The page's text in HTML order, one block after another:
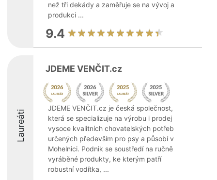
než tři dekády a zaměřuje se na vývoj a
produkci ...
9.4
Laureáti
JDEME VENČIT.cz
JDEME VENČIT.cz je česká společnost,
která se specializuje na výrobu i prodej
vysoce kvalitních chovatelských potřeb
určených především pro psy a působí v
Mohelnici. Podnik se soustředí na ručně
vyráběné produkty, ke kterým patří
robustní vodítka, ...